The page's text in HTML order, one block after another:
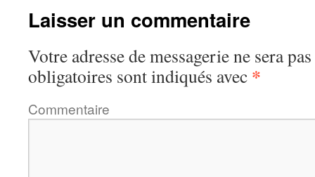
Laisser un commentaire
Votre adresse de messagerie ne sera
obligatoires sont indiqués avec *
Commentaire